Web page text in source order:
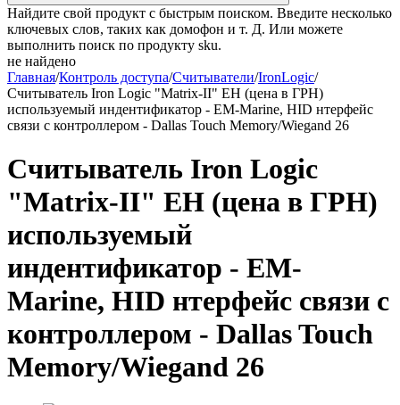
Найдите свой продукт с быстрым поиском. Введите несколько
ключевых слов, таких как домофон и т. Д. Или можете
выполнить поиск по продукту sku.
не найдено
Главная/Контроль доступа/Считыватели/IronLogic/
Считыватель Iron Logic "Matrix-II" EH (цена в ГРН)
используемый индентификатор - EM-Marine, HID нтерфейс
связи с контроллером - Dallas Touch Memory/Wiegand 26
Считыватель Iron Logic
"Matrix-II" EH (цена в ГРН)
используемый
индентификатор - EM-
Marine, HID нтерфейс связи с
контроллером - Dallas Touch
Memory/Wiegand 26